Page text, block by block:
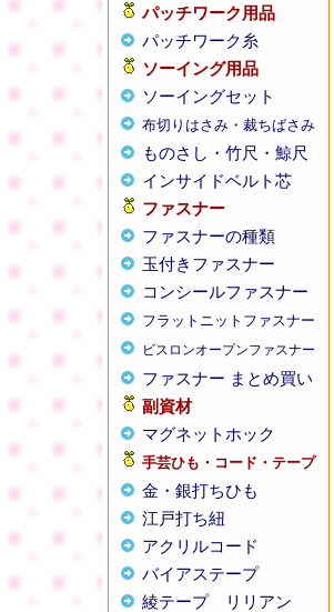
パッチワーク用品
パッチワーク糸
ソーイング用品
ソーイングセット
布切りはさみ・裁ちばさみ
ものさし・竹尺・鯨尺
インサイドベルト芯
ファスナー
ファスナーの種類
玉付きファスナー
コンシールファスナー
フラットニットファスナー
ビスロンオープンファスナー
ファスナー まとめ買い
副資材
マグネットホック
手芸ひも・コード・テープ
金・銀打ちひも
江戸打ち紐
アクリルコード
バイアステープ
綾テープ
リリアン